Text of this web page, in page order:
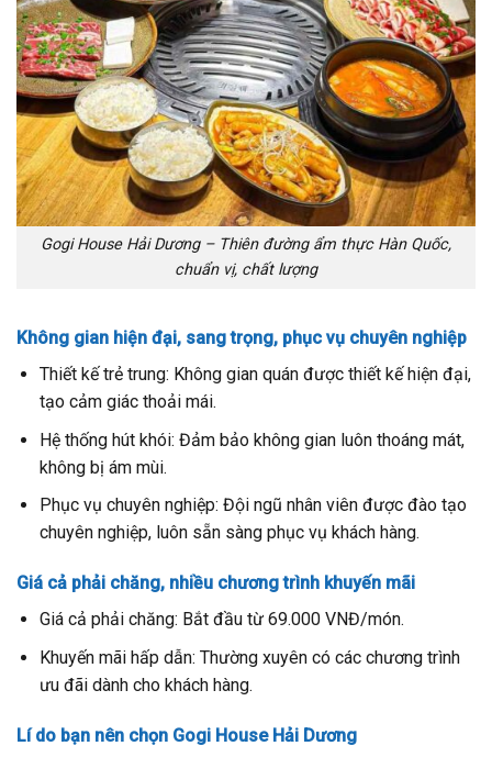
Gogi House Hải Dương – Thiên đường ẩm thực Hàn Quốc,
chuẩn vị, chất lượng
Không gian hiện đại, sang trọng, phục vụ chuyên nghiệp
Thiết kế trẻ trung: Không gian quán được thiết kế hiện đại,
tạo cảm giác thoải mái.
Hệ thống hút khói: Đảm bảo không gian luôn thoáng mát,
không bị ám mùi.
Phục vụ chuyên nghiệp: Đội ngũ nhân viên được đào tạo
chuyên nghiệp, luôn sẵn sàng phục vụ khách hàng.
Giá cả phải chăng, nhiều chương trình khuyến mãi
Giá cả phải chăng: Bắt đầu từ 69.000 VNĐ/món.
Khuyến mãi hấp dẫn: Thường xuyên có các chương trình
ưu đãi dành cho khách hàng.
Lí do bạn nên chọn Gogi House Hải Dương